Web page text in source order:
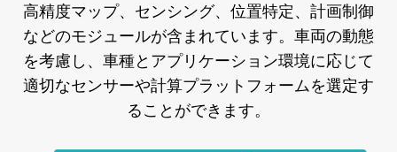
高精度マップ、センシング、位置特定、計画制御
などのモジュールが含まれています。車両の動態
を考慮し、車種とアプリケーション環境に応じて
適切なセンサーや計算プラットフォームを選定す
ることができます。